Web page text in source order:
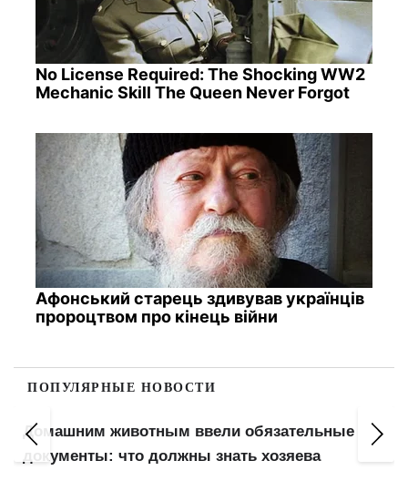
No License Required: The Shocking WW2
Mechanic Skill The Queen Never Forgot
Афонський старець здивував українців
пророцтвом про кінець війни
ПОПУЛЯРНЫЕ НОВОСТИ
Домашним животным ввели обязательные
документы: что должны знать хозяева